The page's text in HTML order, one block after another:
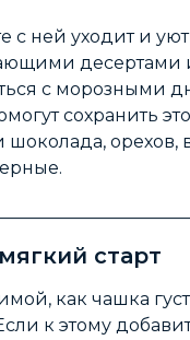
с ней уходит и
с морозными
сохранить
шоколада,
старт
как чашка
к этому